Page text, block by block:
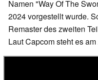
Namen "Way Of The
2024 vorgestellt wurde.
Remaster des zweiten
Laut Capcom steht es